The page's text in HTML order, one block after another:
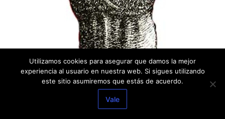
Utilizamos cookies para asegurar que damos la mejor
experiencia al usuario en nuestra web. Si sigues utilizando
este sitio asumiremos que estás de acuerdo.
Vale